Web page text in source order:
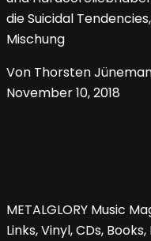
die Suicidal
Mischung
Von Thorsten
November 10, 2018
METALGLORY Music
Links, Vinyl, CDs,